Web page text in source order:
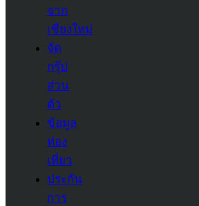
จาก
เชียงใหม่
จัด
กรุ๊ป
ส่วน
ตัว
ข้อมูล
ท่อง
เที่ยว
ประกัน
การ